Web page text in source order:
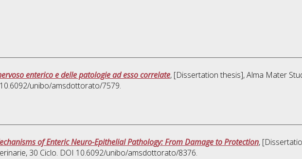
enterico e delle patologie ad esso correlate, [Dissertation thesis], Alma Mater
unibo/amsdottorato/7579.
of Enteric Neuro-Epithelial Pathology: From Damage to Protection,
, 30 Ciclo. DOI 10.6092/unibo/amsdottorato/8376.